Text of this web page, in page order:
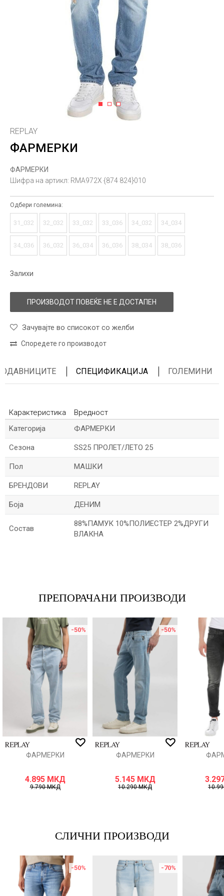
1 2 3
REPLAY
ФАРМЕРКИ
ФАРМЕРКИ
Шифра на артикл: RMA972X {874 824}010
Одбери големина:
31_032 32_032 33_032 33_036 34_032 34_034
34_036 36_032 36_034 36_036 38_034 38_036
Залихи
ПРОИЗВОДОТ ПОВЕЌЕ НЕ Е ДОСТАПЕН
Зачувајте во списокот со желби
Споредете го производот
СПЕЦИФИКАЦИЈА ГОЛЕМИНИ
Карактеристика
Вредност
Kатегорија
ФАРМЕРКИ
Сезона SS25 ПРОЛЕТ/ЛЕТО 25
Пол МАШКИ
БРЕНДОВИ REPLAY
Боја ДЕНИМ
Состав
88%ПАМУК 10%ПОЛИЕСТЕР 2%ДРУГИ
ВЛАКНА
ИСПРАТИ
ПРЕПОРАЧАНИ ПРОИЗВОДИ
-50%
ФАРМЕРКИ
4.895 МКД
9.790МКД
-50%
ФАРМЕРКИ
5.145 МКД
10.290МКД
СЛИЧНИ ПРОИЗВОДИ
-50% -70%